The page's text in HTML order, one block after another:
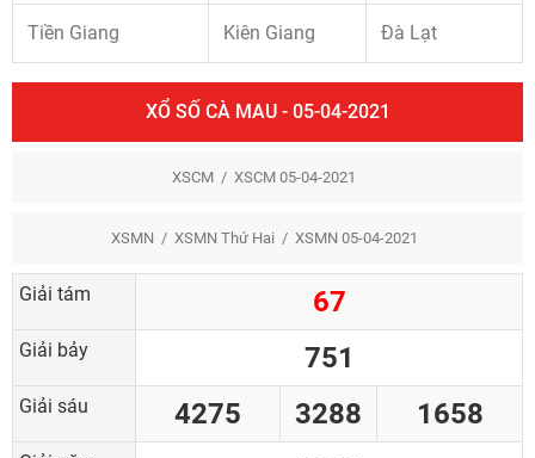
Tiền Giang Kiên Giang Đà Lạt
XỔ SỐ CÀ MAU - 05-04-2021
XSCM XSCM 05-04-2021
XSMN XSMN Thứ Hai XSMN 05-04-2021
Giải tám 67
Giải bảy 751
Giải sáu 4275 3288 1658